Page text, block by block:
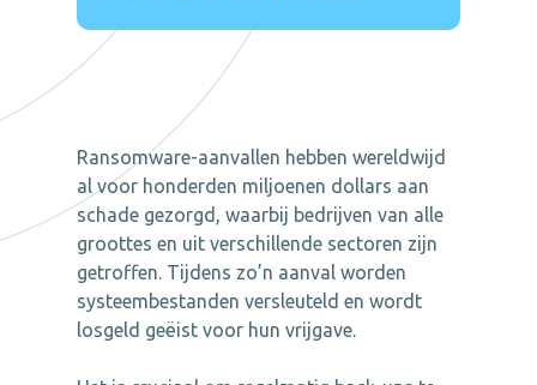
Ransomware-aanvallen hebben wereldwijd
al voor honderden miljoenen dollars aan
schade gezorgd, waarbij bedrijven van alle
groottes en uit verschillende sectoren zijn
getroffen. Tijdens zo’n aanval worden
systeembestanden versleuteld en wordt
losgeld geëist voor hun vrijgave.